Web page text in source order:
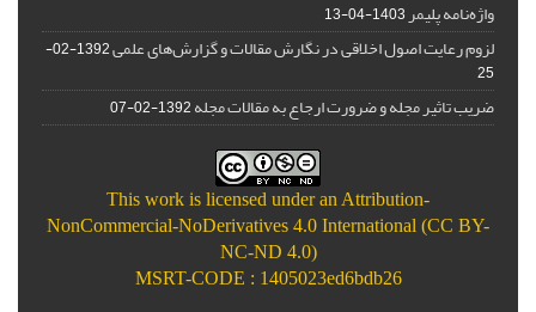
واژه‌نامه پلیمر1403-04-13
لزوم رعایت اصول اخلاقی در نگارش مقالات و گزارش‌‌های علمی
1392-02-
25
ضریب تاثیر مجله و ضرورت ارجاع به مقالات مجله1392-02-07
This work is licensed under an Attribution-
NonCommercial-NoDerivatives 4.0 International (CC BY-
NC-ND 4.0)
MSRT-CODE : 1405023ed6bdb26